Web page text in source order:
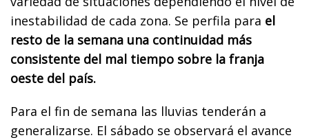
inestabilidad de cada zona. Se perfila para el
resto de la semana una continuidad más
consistente del mal tiempo sobre la franja
oeste del país.
Para el fin de semana las lluvias tenderán a
generalizarse. El sábado se observará el avance